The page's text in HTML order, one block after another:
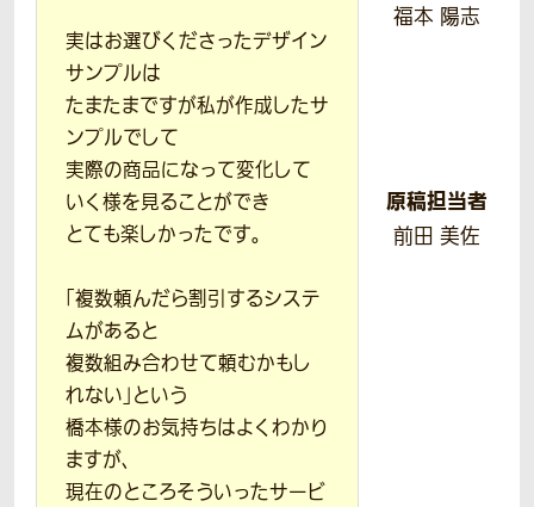
実はお選びくださったデザイン
サンプルは
たまたまですが私が作成したサ
ンプルでして
実際の商品になって変化して
いく様を見ることができ
とても楽しかったです。
「複数頼んだら割引するシステ
ムがあると
複数組み合わせて頼むかもし
れない」という
橋本様のお気持ちはよくわかり
ますが、
現在のところそういったサービ
福本 陽志
原稿担当者
前田 美佐